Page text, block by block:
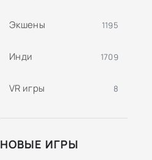
Экшены 1195
Инди 1709
VR игры 8
НОВЫЕ ИГРЫ